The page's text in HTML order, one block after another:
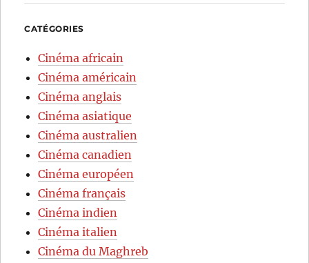
CATÉGORIES
Cinéma africain
Cinéma américain
Cinéma anglais
Cinéma asiatique
Cinéma australien
Cinéma canadien
Cinéma européen
Cinéma français
Cinéma indien
Cinéma italien
Cinéma du Maghreb